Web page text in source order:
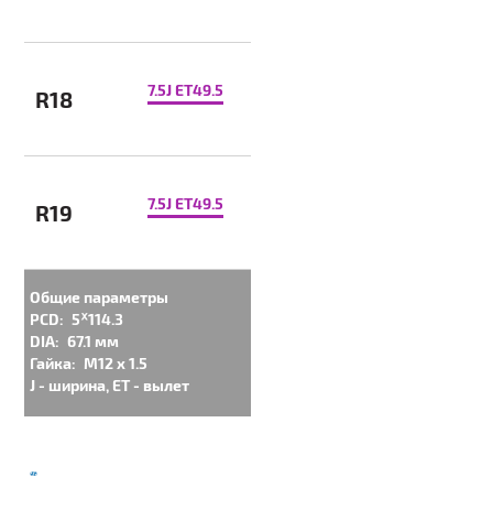
R18 7.5J ET49.5
R19 7.5J ET49.5
Общие параметры
PCD: 5ᕁ114.3
DIA: 67.1 мм
Гайка: M12 x 1.5
J - ширина, ET - вылет